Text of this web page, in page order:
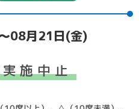
08月21日(金)
実施中止